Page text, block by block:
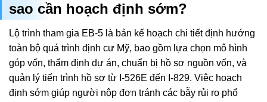
sao cần hoạch định sớm?
Lộ trình tham gia EB-5 là bản kế hoạch chi tiết định hướng
toàn bộ quá trình định cư Mỹ, bao gồm lựa chọn mô hình
góp vốn, thẩm định dự án, chuẩn bị hồ sơ nguồn vốn, và
quản lý tiến trình hồ sơ từ I-526E đến I-829. Việc hoạch
định sớm giúp người nộp đơn tránh các bẫy rủi ro phổ